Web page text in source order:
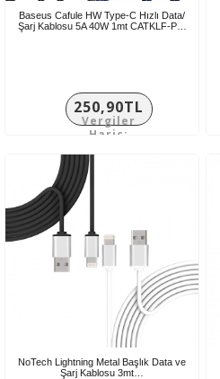
Baseus Cafule HW Type-C Hızlı Data/
Şarj Kablosu 5A 40W 1mt CATKLF-P…
250,90TL
Vergiler
Hariç:
NoTech Lightning Metal Başlık Data ve
Şarj Kablosu 3mt…